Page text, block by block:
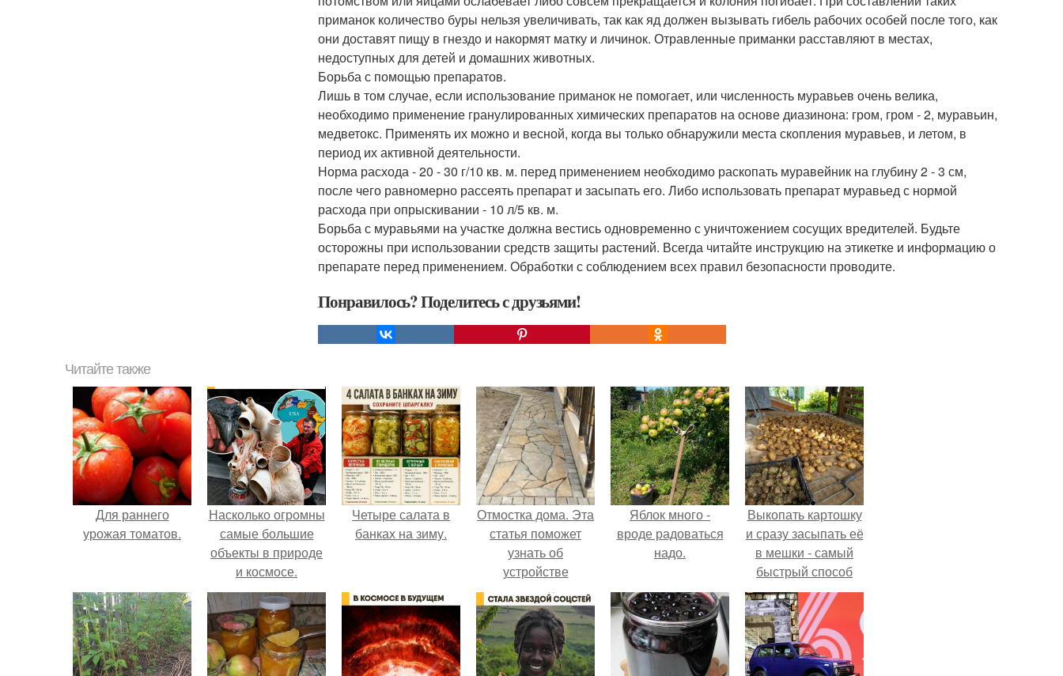
приманок количество буры нельзя увеличивать, так как яд должен вызывать гибель рабочих особей после того, как
они доставят пищу в гнездо и накормят матку и личинок. Отравленные приманки расставляют в местах,
недоступных для детей и домашних животных.
Борьба с помощью препаратов.
Лишь в том случае, если использование приманок не помогает, или численность муравьев очень велика,
необходимо применение гранулированных химических препаратов на основе диазинона: гром, гром - 2, муравьин,
медветокс. Применять их можно и весной, когда вы только обнаружили места скопления муравьев, и летом, в
период их активной деятельности.
Норма расхода - 20 - 30 г/10 кв. м. перед применением необходимо раскопать муравейник на глубину 2 - 3 см,
после чего равномерно рассеять препарат и засыпать его. Либо использовать препарат муравьед с нормой
расхода при опрыскивании - 10 л/5 кв. м.
Борьба с муравьями на участке должна вестись одновременно с уничтожением сосущих вредителей. Будьте
осторожны при использовании средств защиты растений. Всегда читайте инструкцию на этикетке и информацию о
препарате перед применением. Обработки с соблюдением всех правил безопасности проводите.
Понравилось? Поделитесь с друзьями!
Читайте также
Для раннего
урожая томатов.
Насколько огромны
самые большие
объекты в природе
и космосе.
Четыре салата в
банках на зиму.
Отмостка дома. Эта
статья поможет
узнать об
устройстве
отмостки вокруг
дома.
Яблок много -
вроде радоваться
надо.
Выкопать картошку
и сразу засыпать её
в мешки - самый
быстрый способ
спрятать вместе с
урожаем гниль,
порезы и больные
клубни.